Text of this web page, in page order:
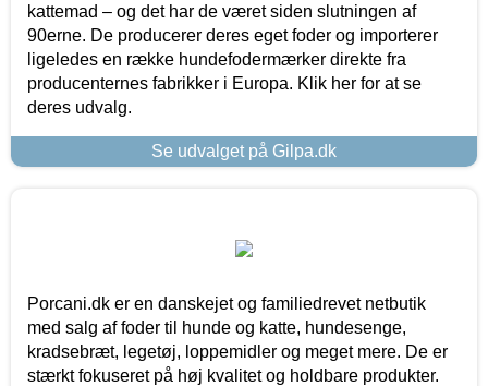
kattemad – og det har de været siden slutningen af
90erne. De producerer deres eget foder og importerer
ligeledes en række hundefodermærker direkte fra
producenternes fabrikker i Europa. Klik her for at se
deres udvalg.
Se udvalget på Gilpa.dk
Porcani.dk er en danskejet og familiedrevet netbutik
med salg af foder til hunde og katte, hundesenge,
kradsebræt, legetøj, loppemidler og meget mere. De er
stærkt fokuseret på høj kvalitet og holdbare produkter.